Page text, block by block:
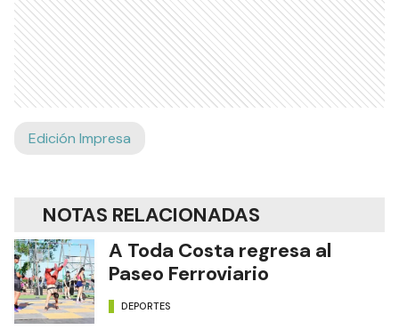
Edición Impresa
NOTAS RELACIONADAS
A Toda Costa regresa al
Paseo Ferroviario
DEPORTES